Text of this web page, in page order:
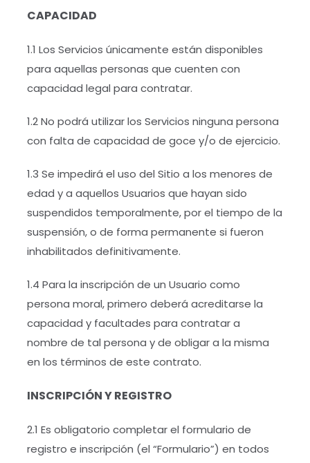
CAPACIDAD
1.1 Los Servicios únicamente están disponibles
para aquellas personas que cuenten con
capacidad legal para contratar.
1.2 No podrá utilizar los Servicios ninguna persona
con falta de capacidad de goce y/o de ejercicio.
1.3 Se impedirá el uso del Sitio a los menores de
edad y a aquellos Usuarios que hayan sido
suspendidos temporalmente, por el tiempo de la
suspensión, o de forma permanente si fueron
inhabilitados definitivamente.
1.4 Para la inscripción de un Usuario como
persona moral, primero deberá acreditarse la
capacidad y facultades para contratar a
nombre de tal persona y de obligar a la misma
en los términos de este contrato.
INSCRIPCIÓN Y REGISTRO
2.1 Es obligatorio completar el formulario de
registro e inscripción (el “Formulario”) en todos